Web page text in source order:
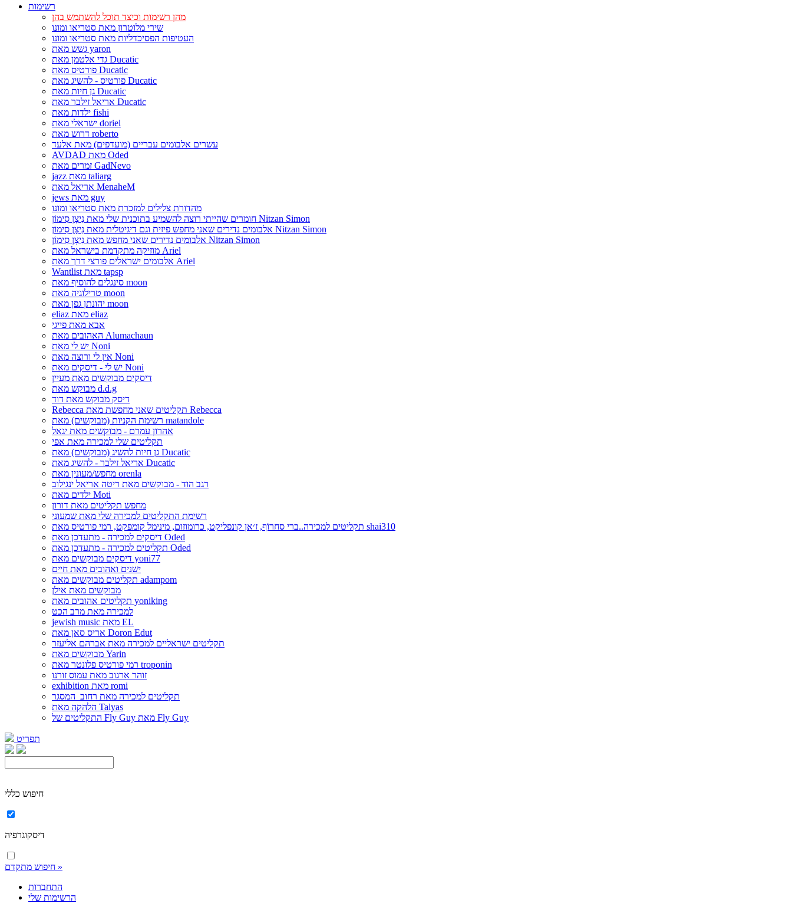
רשימות
מהן רשימות וכיצד תוכל להשתמש בהן
שירי מלוטרון מאת סטריאו ומונו
העטיפות הפסיכדליות מאת סטריאו ומונו
גשש מאת yaron
גדי אלטמן מאת Ducatic
פורטיס מאת Ducatic
פורטיס - להשיג מאת Ducatic
גן חיות מאת Ducatic
אריאל זילבר מאת Ducatic
ילדות מאת fishi
ישראלי מאת doriel
דרוש מאת roberto
עשרים אלבומים עבריים (מועדפים) מאת אלעד
AVDAD מאת Oded
זמרים מאת GadNevo
jazz מאת taliarg
אריאל מאת MenaheM
jews מאת guy
מהדורת צלילים למזכרת מאת סטריאו ומונו
חומרים שהייתי רוצה להשמיע בתוכנית שלי מאת נִיצָן סִימוֹן Nitzan Simon
אלבומים נדירים שאני מחפש פיזית וגם דיגיטלית מאת נִיצָן סִימוֹן Nitzan Simon
אלבומים נדירים שאני מחפש מאת נִיצָן סִימוֹן Nitzan Simon
מוזיקה מתקדמת בישראל מאת Ariel
אלבומים ישראלים פורצי דרך מאת Ariel
Wantlist מאת tapsp
סינגלים להוסיף מאת moon
טרילוגיה מאת moon
יהונתן גפן מאת moon
eliaz מאת eliaz
אבא מאת פייגי
האהובים מאת Alumachaun
יש לי מאת Noni
אין לי ורוצה מאת Noni
יש לי - דיסקים מאת Noni
דיסקים מבוקשים מאת מעיין
מבוקש מאת d.d.g
דיסק מבוקש מאת דוד
Rebecca תקליטים שאני מחפשת מאת Rebecca
רשימת הקניות (מבוקשים) מאת matandole
אהרון עמרם - מבוקשים מאת יגאל
תקליטים שלי למכירה מאת אפי
גן חיות להשיג (מבוקשים) מאת Ducatic
אריאל זילבר - להשיג מאת Ducatic
מחפש/מעונין מאת orenla
רגב הוד - מבוקשים מאת ריטה אריאל ינגילוב
ילדים מאת Moti
מחפש תקליטים מאת דורון
רשימת התקליטים למכירה שלי מאת שמעוני
תקליטים למכירה..ברי סחרוֹף, ז׳אן קונפליקט, כרומוזום, מינימל קומפקט, רמי פורטיס מאת shai310
דיסקים למכירה - מתעדכן מאת Oded
תקליטים למכירה - מתעדכן מאת Oded
דיסקים מבוקשים מאת yoni77
ישנים ואהובים מאת חיים
תקליטים מבוקשים מאת adampom
מבוקשים מאת אילן
תקליטים אהובים מאת yoniking
למכירה מאת מרב הכט
jewish music מאת EL
אריס סאן מאת Doron Edut
תקליטים ישראליים למכירה מאת אברהם אליעזר
מבוקשים מאת Yarin
רמי פורטיס פלונטר מאת troponin
זוהר ארגוב מאת עמוס זורנו
exhibition מאת romi
תקליטים למכירה מאת רחוב_המסגר
הלהקה מאת Talyas
התקליטים של Fly Guy מאת Fly Guy
תפריט
חיפוש כללי
חיפוש מתקדם »
התחברות
הרשימות שלי